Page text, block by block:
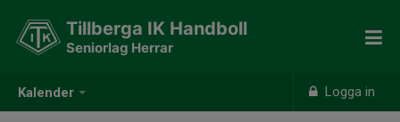
Kalender Logga in
Tillberga IK Handboll
Seniorlag Herrar